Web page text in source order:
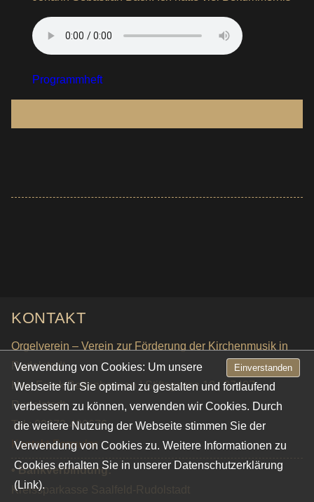
Programmheft
KONTAKT
Orgelverein – Verein zur Förderung der Kirchenmusik in
Rudolstadt
Herr Frank Bettenhausen | Stiftsgasse 10 | 07407
Rudolstadt
Tel.: 03672-480676
Kontakt-Formular
• Bankverbindung:
Kreissparkasse Saalfeld-Rudolstadt
Einverstanden
Verwendung von Cookies: Um unsere
Webseite für Sie optimal zu gestalten und fortlaufend
verbessern zu können, verwenden wir Cookies. Durch
die weitere Nutzung der Webseite stimmen Sie der
Verwendung von Cookies zu. Weitere Informationen zu
Cookies erhalten Sie in unserer Datenschutzerklärung
(Link).